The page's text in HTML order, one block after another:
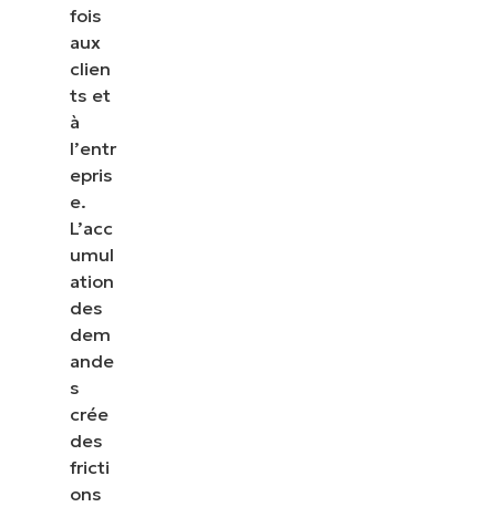
fois
aux
clien
ts et
à
l’entr
epris
e.
L’acc
umul
ation
des
dem
ande
s
crée
des
fricti
ons